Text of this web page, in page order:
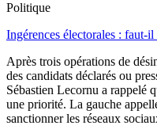
Politique
Ingérences électorales : faut-
Après trois opérations de
des candidats déclarés ou
Sébastien Lecornu a rappelé
une priorité. La gauche
sanctionner les réseaux